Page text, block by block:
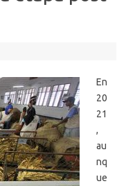
En
20
21
,
au
nq
ue